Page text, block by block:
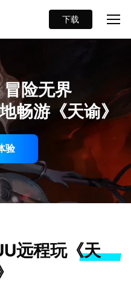
下载
险无界
畅游《天谕》
验
远程玩《天